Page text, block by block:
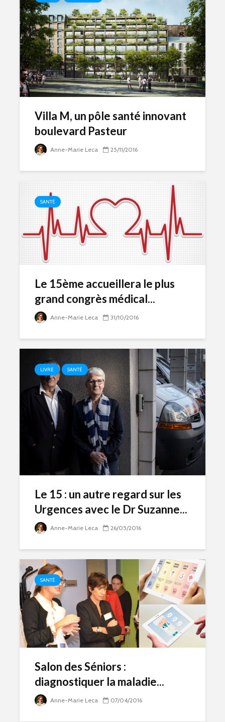
Villa M, un pôle santé innovant
boulevard Pasteur
Anne-Marie Leca 25/11/2016
SANTÉ
Le 15ème accueillera le plus
grand congrès médical...
Anne-Marie Leca 31/10/2016
LIVRE SANTÉ
Le 15 : un autre regard sur les
Urgences avec le Dr Suzanne...
Anne-Marie Leca 26/05/2016
SANTÉ
Salon des Séniors :
diagnostiquer la maladie...
Anne-Marie Leca 07/04/2016